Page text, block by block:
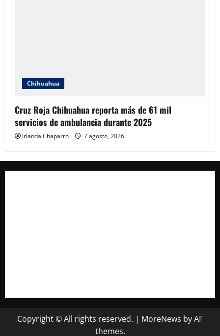
Chihuahua
Cruz Roja Chihuahua reporta más de 61 mil
servicios de ambulancia durante 2025
Irlanda Chaparro 7 agosto, 2026
Copyright © All rights reserved. | MoreNews by AF
themes.